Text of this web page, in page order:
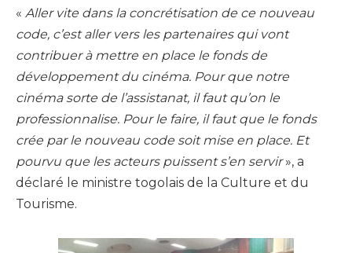
« Aller vite dans la concrétisation de ce nouveau
code, c’est aller vers les partenaires qui vont
contribuer à mettre en place le fonds de
développement du cinéma. Pour que notre
cinéma sorte de l’assistanat, il faut qu’on le
professionnalise. Pour le faire, il faut que le fonds
crée par le nouveau code soit mise en place. Et
pourvu que les acteurs puissent s’en servir», a
déclaré le ministre togolais de la Culture et du
Tourisme.